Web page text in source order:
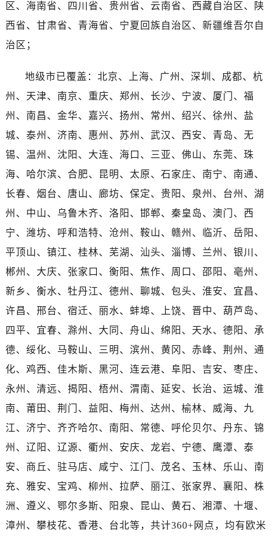
广西壮族自治区北海市海城区北京路售后服务中心（需提前预约）
广西壮族自治区桂林市秀峰区红岭路售后服务中心（需提前预约）
广西壮族自治区来宾市兴宾区桂中大道售后服务中心（需提前预约）
广西壮族自治区柳州市城中区中山中路售后服务中心（需提前预约）
广西壮族自治区钦州市钦南区金海湾东大街售后服务中心（需提前预约）
广西壮族自治区玉林市玉州区金玉路售后服务中心（需提前预约）
海南省儋州市儋州市那大镇兰洋北路售后服务中心（需提前预约）
海南省三沙市西沙区西沙群岛永兴岛北京路售后服务中心（需提前预约）
海南省三亚市吉阳区迎宾路售后服务中心（需提前预约）
海南省万宁市万城镇解放路售后服务中心（需提前预约）
香港特别行政区尖沙咀区油尖旺区广东道售后服务中心（需提前预约）
香港特别行政区铜锣湾区湾仔区轩尼诗道售后服务中心（需提前预约）
河南省安阳市文峰区解放大道售后服务中心（需提前预约）
河南省鹤壁市淇滨区九州路售后服务中心（需提前预约）
河南省开封市鼓楼区中山路售后服务中心（需提前预约）
区、海南省、四川省、贵州省、云南省、西藏自治区、陕
西省、甘肃省、青海省、宁夏回族自治区、新疆维吾尔自
治区；
地级市已覆盖：北京、上海、广州、深圳、成都、杭
州、天津、南京、重庆、郑州、长沙、宁波、厦门、福
州、南昌、金华、嘉兴、扬州、常州、绍兴、徐州、盐
城、泰州、济南、惠州、苏州、武汉、西安、青岛、无
锡、温州、沈阳、大连、海口、三亚、佛山、东莞、珠
海、哈尔滨、合肥、昆明、太原、石家庄、南宁、南通、
长春、烟台、唐山、廊坊、保定、贵阳、泉州、台州、湖
州、中山、乌鲁木齐、洛阳、邯郸、秦皇岛、澳门、西
宁、潍坊、呼和浩特、沧州、鞍山、赣州、临沂、岳阳、
平顶山、镇江、桂林、芜湖、汕头、淄博、兰州、银川、
郴州、大庆、张家口、衡阳、焦作、周口、邵阳、亳州、
新乡、衡水、牡丹江、德州、聊城、包头、淮安、宜昌、
许昌、邢台、宿迁、丽水、蚌埠、上饶、晋中、葫芦岛、
四平、宜春、滁州、大同、舟山、绵阳、天水、德阳、承
德、绥化、马鞍山、三明、滨州、黄冈、赤峰、荆州、通
化、鸡西、佳木斯、黑河、连云港、阜阳、吉安、枣庄、
永州、清远、揭阳、梧州、渭南、延安、长治、运城、淮
南、莆田、荆门、益阳、梅州、达州、榆林、威海、九
江、济宁、齐齐哈尔、南阳、常德、呼伦贝尔、丹东、锦
州、辽阳、辽源、衢州、安庆、龙岩、宁德、鹰潭、泰
安、商丘、驻马店、咸宁、江门、茂名、玉林、乐山、南
充、雅安、宝鸡、柳州、拉萨、丽江、张家界、襄阳、株
洲、遵义、鄂尔多斯、阳泉、昆山、黄石、湘潭、十堰、
漳州、攀枝花、香港、台北等，共计360+网点，均有欧米